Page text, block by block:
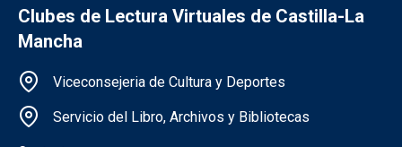
Clubes de Lectura Virtuales de Castilla-La
Mancha
Información de la institución
Viceconsejeria de Cultura y Deportes
Servicio del Libro, Archivos y Bibliotecas